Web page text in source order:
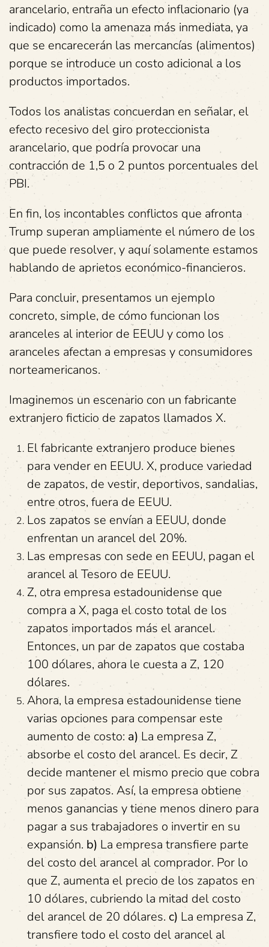
arancelario, entraña un efecto inflacionario (ya
indicado) como la amenaza más inmediata, ya
que se encarecerán las mercancías (alimentos)
porque se introduce un costo adicional a los
productos importados.
Todos los analistas concuerdan en señalar, el
efecto recesivo del giro proteccionista
arancelario, que podría provocar una
contracción de 1,5 o 2 puntos porcentuales del
PBI.
En fin, los incontables conflictos que afronta
Trump superan ampliamente el número de los
que puede resolver, y aquí solamente estamos
hablando de aprietos económico-financieros.
Para concluir, presentamos un ejemplo
concreto, simple, de cómo funcionan los
aranceles al interior de EEUU y como los
aranceles afectan a empresas y consumidores
norteamericanos.
Imaginemos un escenario con un fabricante
extranjero ficticio de zapatos llamados X.
El fabricante extranjero produce bienes
para vender en EEUU. X, produce variedad
de zapatos, de vestir, deportivos, sandalias,
entre otros, fuera de EEUU.
Los zapatos se envían a EEUU, donde
enfrentan un arancel del 20%.
Las empresas con sede en EEUU, pagan el
arancel al Tesoro de EEUU.
Z, otra empresa estadounidense que
compra a X, paga el costo total de los
zapatos importados más el arancel.
Entonces, un par de zapatos que costaba
100 dólares, ahora le cuesta a Z, 120
dólares.
Ahora, la empresa estadounidense tiene
varias opciones para compensar este
aumento de costo: a) La empresa Z,
absorbe el costo del arancel. Es decir, Z
decide mantener el mismo precio que cobra
por sus zapatos. Así, la empresa obtiene
menos ganancias y tiene menos dinero para
pagar a sus trabajadores o invertir en su
expansión. b) La empresa transfiere parte
del costo del arancel al comprador. Por lo
que Z, aumenta el precio de los zapatos en
10 dólares, cubriendo la mitad del costo
del arancel de 20 dólares. c) La empresa Z,
transfiere todo el costo del arancel al